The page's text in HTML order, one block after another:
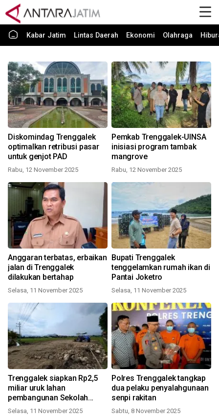
Kabar Jatim Lintas Daerah Ekonomi Olahraga
Diskomindag Trenggalek
optimalkan retribusi pasar
untuk genjot PAD
Rabu, 12 November 2025
Pemkab Trenggalek-UINSA
inisiasi program tambak
mangrove
Rabu, 12 November 2025
Anggaran terbatas, erbaikan
jalan di Trenggalek
dilakukan bertahap
Selasa, 11 November 2025
Bupati Trenggalek
tenggelamkan rumah ikan di
Pantai Joketro
Selasa, 11 November 2025
Trenggalek siapkan Rp2,5
miliar uruk lahan
pembangunan Sekolah
Rakyat
Selasa, 11 November 2025
Polres Trenggalek tangkap
dua pelaku penyalahgunaan
senpi rakitan
Sabtu, 8 November 2025